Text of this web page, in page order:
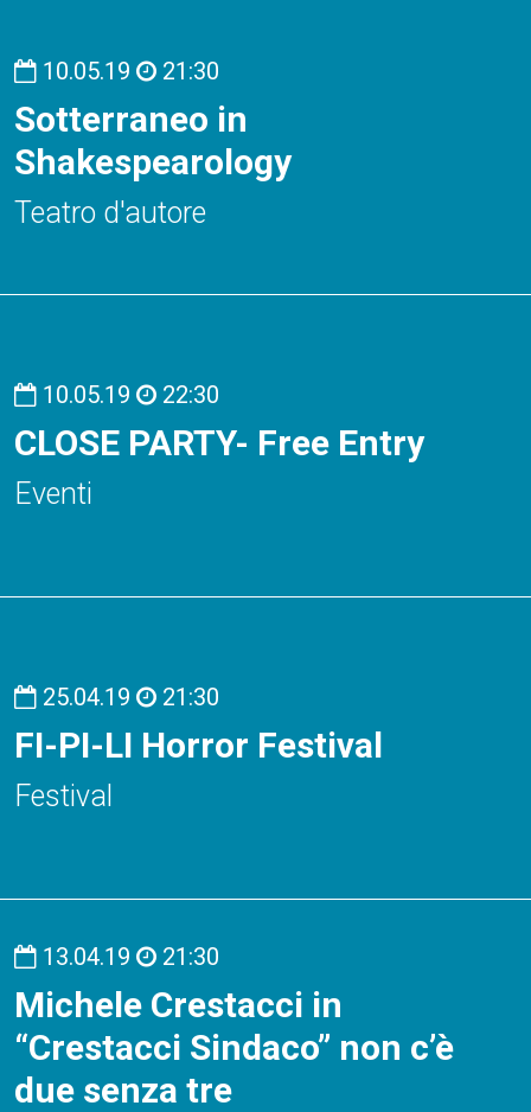
10.05.19 21:30
Sotterraneo in
Shakespearology
Teatro d'autore
10.05.19 22:30
CLOSE PARTY- Free Entry
Eventi
25.04.19 21:30
FI-PI-LI Horror Festival
Festival
13.04.19 21:30
Michele Crestacci in
“Crestacci Sindaco” non c’è
due senza tre